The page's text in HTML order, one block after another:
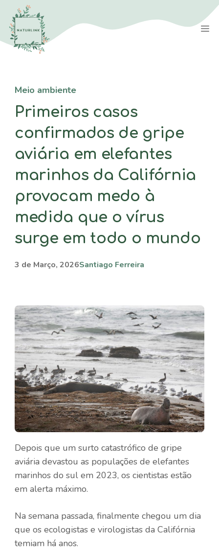
Saltar
para
conteúdo
Meio ambiente
Primeiros casos
confirmados de gripe
aviária em elefantes
marinhos da Califórnia
provocam medo à
medida que o vírus
surge em todo o mundo
3 de Março, 2026Santiago Ferreira
Depois que um surto catastrófico de gripe
aviária devastou as populações de elefantes
marinhos do sul em 2023, os cientistas estão
em alerta máximo.
Na semana passada, finalmente chegou um dia
que os ecologistas e virologistas da Califórnia
temiam há anos.